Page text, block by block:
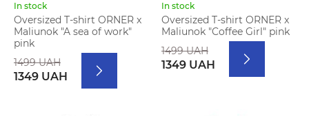
In stock
Oversized T-shirt ORNER x
Maliunok "A sea of work"
pink
1499 UAH
1349 UAH
In stock
Oversized T-shirt ORNER x
Maliunok "Coffee Girl" pink
1499 UAH
1349 UAH